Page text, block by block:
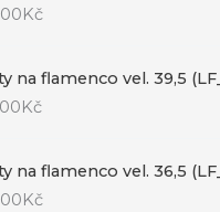
Kč
na flamenco vel. 39,5
Kč
na flamenco vel. 36,5
Kč